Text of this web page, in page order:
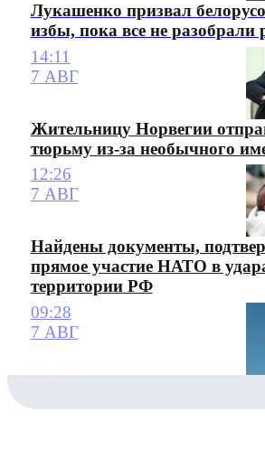
Лукашенко призвал
избы, пока все не разобрали
14:11
7 АВГ
Жительницу Норвегии
тюрьму из-за необычного
12:26
7 АВГ
Найдены документы,
прямое участие НАТО в
территории РФ
09:28
7 АВГ